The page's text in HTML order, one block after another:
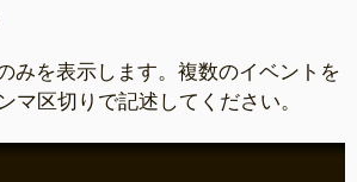
みを表示します。複数のイベントを
マ区切りで記述してください。